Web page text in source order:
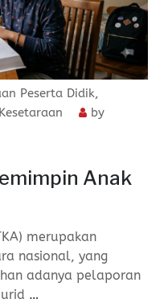
Peserta Didik,
by
Anak
merupakan
nasional, yang
adanya pelaporan
…